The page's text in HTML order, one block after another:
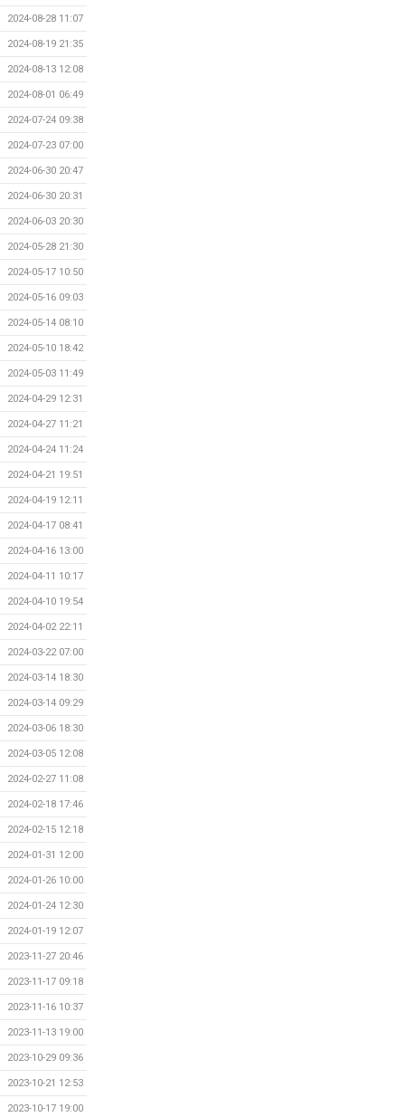
2024-08-28 11:07
2024-08-19 21:35
2024-08-13 12:08
2024-08-01 06:49
2024-07-24 09:38
2024-07-23 07:00
2024-06-30 20:47
2024-06-30 20:31
2024-06-03 20:30
2024-05-28 21:30
2024-05-17 10:50
2024-05-16 09:03
2024-05-14 08:10
2024-05-10 18:42
2024-05-03 11:49
2024-04-29 12:31
2024-04-27 11:21
2024-04-24 11:24
2024-04-21 19:51
2024-04-19 12:11
2024-04-17 08:41
2024-04-16 13:00
2024-04-11 10:17
2024-04-10 19:54
2024-04-02 22:11
2024-03-22 07:00
2024-03-14 18:30
2024-03-14 09:29
2024-03-06 18:30
2024-03-05 12:08
2024-02-27 11:08
2024-02-18 17:46
2024-02-15 12:18
2024-01-31 12:00
2024-01-26 10:00
2024-01-24 12:30
2024-01-19 12:07
2023-11-27 20:46
2023-11-17 09:18
2023-11-16 10:37
2023-11-13 19:00
2023-10-29 09:36
2023-10-21 12:53
2023-10-17 19:00